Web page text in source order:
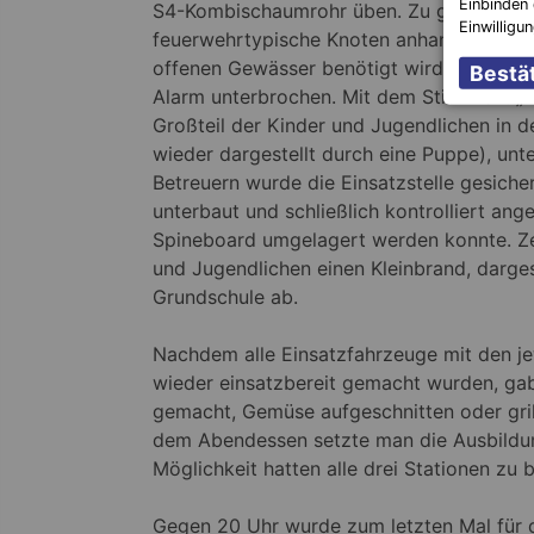
S4-Kombischaumrohr üben. Zu guter
feuerwehrtypische Knoten anhand einer
offenen Gewässer benötigt wird. Gegen
Alarm unterbrochen. Mit dem Stichwort
Großteil der Kinder und Jugendlichen in
wieder dargestellt durch eine Puppe),
Betreuern wurde die Einsatzstelle
unterbaut und schließlich kontrolliert
Spineboard umgelagert werden konnte.
und Jugendlichen einen Kleinbrand,
Grundschule ab.
Nachdem alle Einsatzfahrzeuge mit den
wieder einsatzbereit gemacht wurden,
gemacht, Gemüse aufgeschnitten oder
dem Abendessen setzte man die
Möglichkeit hatten alle drei Stationen zu
Gegen 20 Uhr wurde zum letzten Mal für